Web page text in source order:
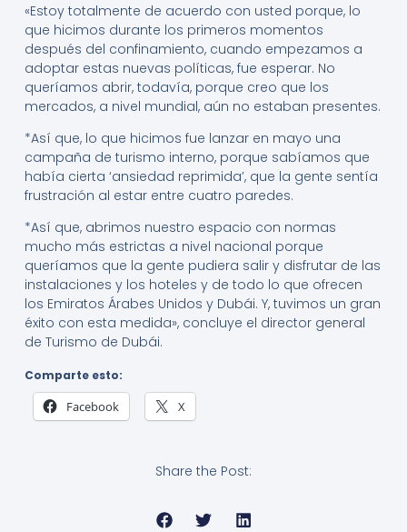
«Estoy totalmente de acuerdo con usted porque, lo
que hicimos durante los primeros momentos
después del confinamiento, cuando empezamos a
adoptar estas nuevas políticas, fue esperar. No
queríamos abrir, todavía, porque creo que los
mercados, a nivel mundial, aún no estaban presentes.
*Así que, lo que hicimos fue lanzar en mayo una
campaña de turismo interno, porque sabíamos que
había cierta ‘ansiedad reprimida’, que la gente sentía
frustración al estar entre cuatro paredes.
*Así que, abrimos nuestro espacio con normas
mucho más estrictas a nivel nacional porque
queríamos que la gente pudiera salir y disfrutar de las
instalaciones y los hoteles y de todo lo que ofrecen
los Emiratos Árabes Unidos y Dubái. Y, tuvimos un gran
éxito con esta medida», concluye el director general
de Turismo de Dubái.
Comparte esto:
Facebook X
Share the Post: